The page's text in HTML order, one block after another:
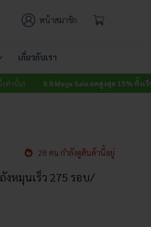
หน้าสมาชิก
เกี่ยวกับเรา
8.8 Mega Sale ลดสูงสุด 15% ทั้งเว็บ ไม่มีขั้นต่ำ
28 คน กำลังดูสินค้านี้อยู่
งหมุนเร็ว 275 รอบ/